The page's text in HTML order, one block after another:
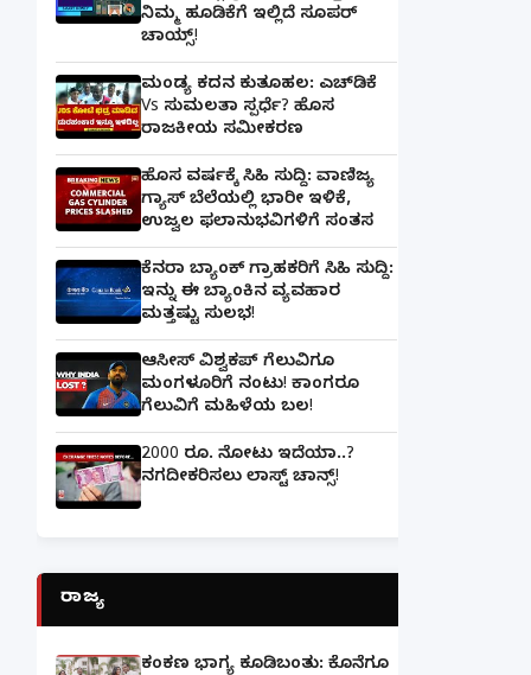
ನಿಮ್ಮ ಹೂಡಿಕೆಗೆ ಇಲ್ಲಿದೆ ಸೂಪರ್
ಚಾಯ್ಸ್‌!
ಮಂಡ್ಯ ಕದನ ಕುತೂಹಲ: ಎಚ್‌ಡಿಕೆ
Vs ಸುಮಲತಾ ಸ್ಪರ್ಧೆ? ಹೊಸ
ರಾಜಕೀಯ ಸಮೀಕರಣ
ಹೊಸ ವರ್ಷಕ್ಕೆ ಸಿಹಿ ಸುದ್ದಿ: ವಾಣಿಜ್ಯ
ಗ್ಯಾಸ್‌ ಬೆಲೆಯಲ್ಲಿ ಭಾರೀ ಇಳಿಕೆ,
ಉಜ್ವಲ ಫಲಾನುಭವಿಗಳಿಗೆ ಸಂತಸ
ಕೆನರಾ ಬ್ಯಾಂಕ್‌ ಗ್ರಾಹಕರಿಗೆ ಸಿಹಿ ಸುದ್ದಿ:
ಇನ್ನು ಈ ಬ್ಯಾಂಕಿನ ವ್ಯವಹಾರ
ಮತ್ತಷ್ಟು ಸುಲಭ!
ಆಸೀಸ್ ವಿಶ್ವಕಪ್ ಗೆಲುವಿಗೂ
ಮಂಗಳೂರಿಗೆ ನಂಟು! ಕಾಂಗರೂ
ಗೆಲುವಿಗೆ ಮಹಿಳೆಯ ಬಲ!
2000 ರೂ. ನೋಟು ಇದೆಯಾ..?
ನಗದೀಕರಿಸಲು ಲಾಸ್ಟ್‌ ಚಾನ್ಸ್‌!
ರಾಜ್ಯ
ಕಂಕಣ ಭಾಗ್ಯ ಕೂಡಿಬಂತು: ಕೊನೆಗೂ